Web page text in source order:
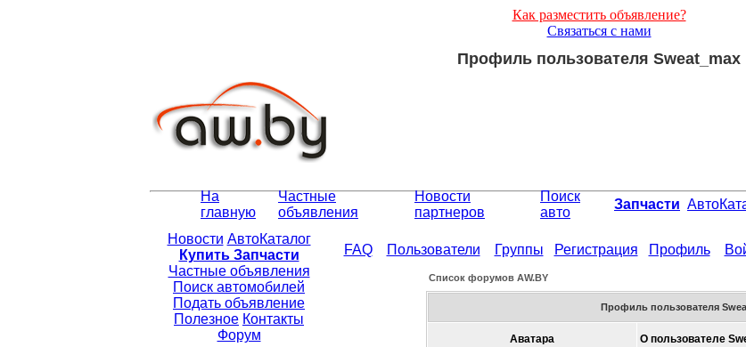
Как разместить объявление?
Связаться с нами
Профиль пользователя Sweat_max
На
главную
Частные
объявления
Новости
партнеров
Поиск
авто
Запчасти
Новости АвтоКаталог
Купить Запчасти
Частные объявления
Поиск автомобилей
Подать объявление
Полезное Контакты
Форум
FAQ Пользователи Группы Регистрация Профиль
Список форумов АW.BY
Профиль пользователя
Аватара О пользователе